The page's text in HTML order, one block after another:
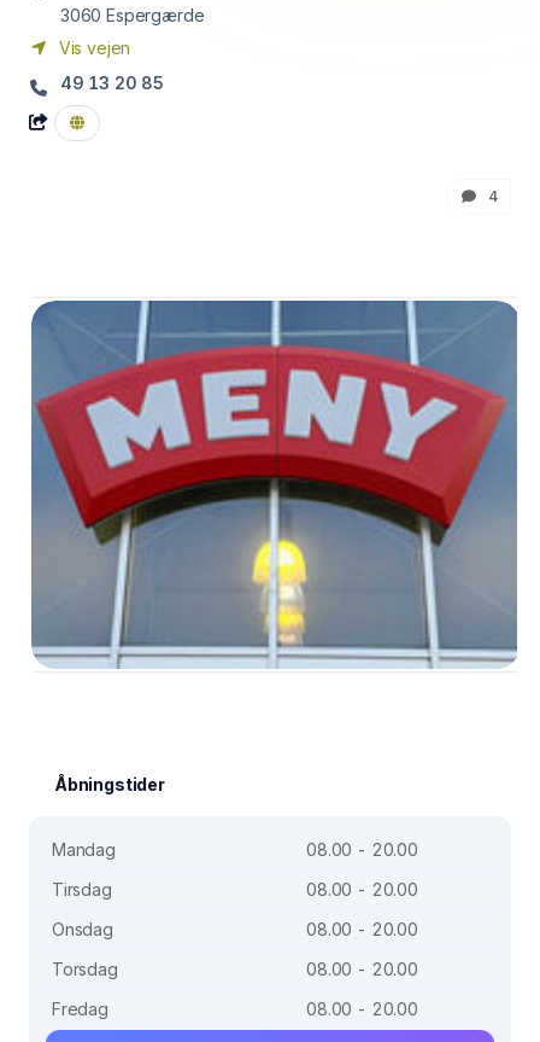
3060 Espergærde
Vis vejen
49 13 20 85
4
Åbningstider
Mandag
08.00 - 20.00
Tirsdag
08.00 - 20.00
Onsdag
08.00 - 20.00
Torsdag
08.00 - 20.00
Fredag
08.00 - 20.00